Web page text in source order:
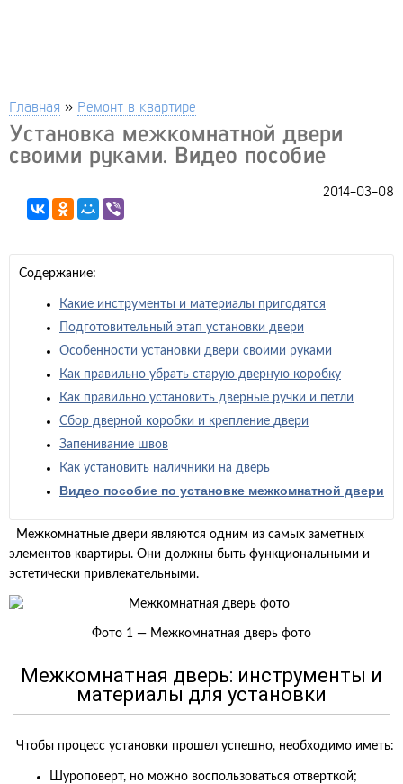
Главная » Ремонт в квартире
Установка межкомнатной двери
своими руками. Видео пособие
2014-03-08
Содержание:
Какие инструменты и материалы пригодятся
Подготовительный этап установки двери
Особенности установки двери своими руками
Как правильно убрать старую дверную коробку
Как правильно установить дверные ручки и петли
Сбор дверной коробки и крепление двери
Запенивание швов
Как установить наличники на дверь
Видео пособие по установке межкомнатной двери
Межкомнатные двери являются одним из самых заметных
элементов квартиры. Они должны быть функциональными и
эстетически привлекательными.
Фото 1 — Межкомнатная дверь фото
Межкомнатная дверь: инструменты и
материалы для установки
Чтобы процесс установки прошел успешно, необходимо иметь:
Шуроповерт, но можно воспользоваться отверткой;